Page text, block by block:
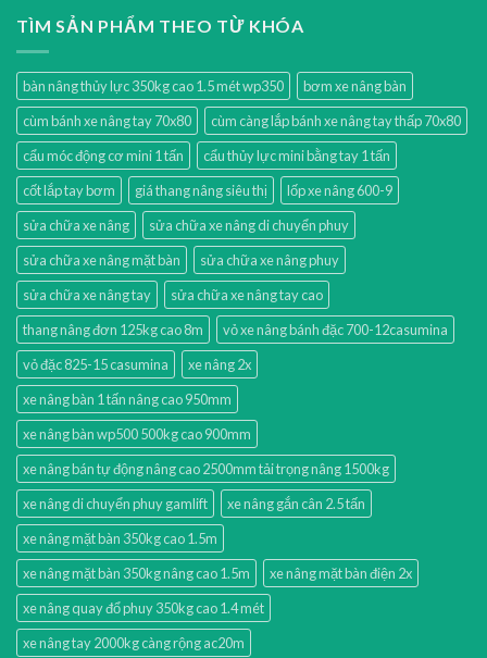
TÌM SẢN PHẨM THEO TỪ KHÓA
bàn nâng thủy lực 350kg cao 1.5 mét wp350
bơm xe nâng bàn
cùm bánh xe nâng tay 70x80
cùm càng lắp bánh xe nâng tay thấp 70x80
cẩu móc động cơ mini 1 tấn
cẩu thủy lực mini bằng tay 1 tấn
cốt lắp tay bơm
giá thang nâng siêu thị
lốp xe nâng 600-9
sửa chữa xe nâng
sửa chữa xe nâng di chuyển phuy
sửa chữa xe nâng mặt bàn
sửa chữa xe nâng phuy
sửa chữa xe nâng tay
sửa chữa xe nâng tay cao
thang nâng đơn 125kg cao 8m
vỏ xe nâng bánh đặc 700-12casumina
vỏ đặc 825-15 casumina
xe nâng 2x
xe nâng bàn 1 tấn nâng cao 950mm
xe nâng bàn wp500 500kg cao 900mm
xe nâng bán tự động nâng cao 2500mm tải trọng nâng 1500kg
xe nâng di chuyển phuy gamlift
xe nâng gắn cân 2.5 tấn
xe nâng mặt bàn 350kg cao 1.5m
xe nâng mặt bàn 350kg nâng cao 1.5m
xe nâng mặt bàn điện 2x
xe nâng quay đổ phuy 350kg cao 1.4 mét
xe nâng tay 2000kg càng rộng ac20m